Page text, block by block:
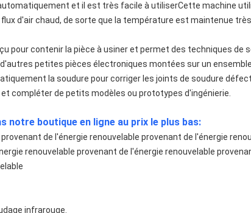
et il est très facile à utiliserCette machine
d'air chaud, de sorte que la température est maintenue
pour contenir la pièce à usiner et permet des techniques de
petites pièces électroniques montées sur un
la soudure pour corriger les joints de soudure
compléter de petits modèles ou prototypes d'ingénierie.
notre boutique en ligne au prix le plus bas:
de l'énergie renouvelable provenant de l'énergie
renouvelable provenant de l'énergie renouvelable
infrarouge.